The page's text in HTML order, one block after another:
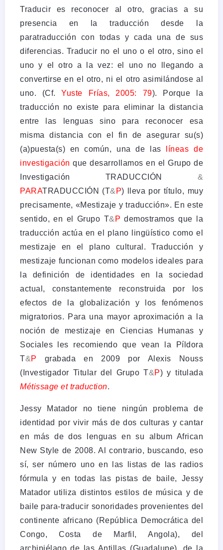
Traducir es reconocer al otro, gracias a su
presencia en la traducción desde la
paratraducción con todas y cada una de sus
diferencias. Traducir no el uno o el otro, sino el
uno y el otro a la vez: el uno no llegando a
convertirse en el otro, ni el otro asimilándose al
uno. (Cf.Yuste Frías, 2005: 79). Porque la
traducción no existe para eliminar la distancia
entre las lenguas sino para reconocer esa
misma distancia con el fin de asegurar su(s)
(a)puesta(s) en común, una de las
líneas de
investigación que desarrollamos en el Grupo de
Investigación TRADUCCIÓN &
PARATRADUCCIÓN (T& P) lleva por título, muy
precisamente, «Mestizaje y traducción». En este
sentido, en el Grupo T& P demostramos que la
traducción actúa en el plano lingüístico como el
mestizaje en el plano cultural. Traducción y
mestizaje funcionan como modelos ideales para
la definición de identidades en la sociedad
actual, constantemente reconstruida por los
efectos de la globalización y los fenómenos
migratorios. Para una mayor aproximación a la
noción de mestizaje en Ciencias Humanas y
Sociales les recomiendo que vean la Píldora
T&P grabada en 2009 por Alexis Nouss
(Investigador Titular del Grupo T&P) y titulada
Métissage et traduction.
Jessy Matador no tiene ningún problema de
identidad por vivir más de dos culturas y cantar
en más de dos lenguas en su album African
New Style de 2008. Al contrario, buscando, eso
sí, ser número uno en las listas de las radios
fórmula y en todas las pistas de baile, Jessy
Matador utiliza distintos estilos de música y de
baile para-traducir sonoridades provenientes del
continente africano (República Democrática del
Congo, Costa de Marfil, Angola), del
archipiélago de las Antillas (Guadalupe), de la